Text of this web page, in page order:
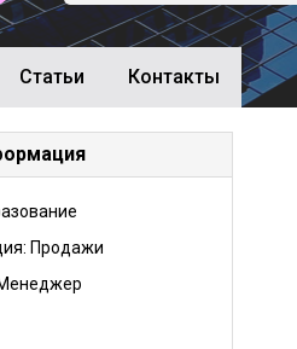
Cтатьи Контакты
Продажи